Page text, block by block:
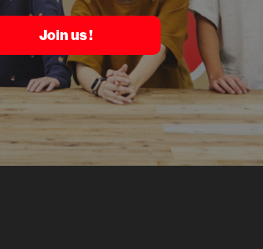
Join us !